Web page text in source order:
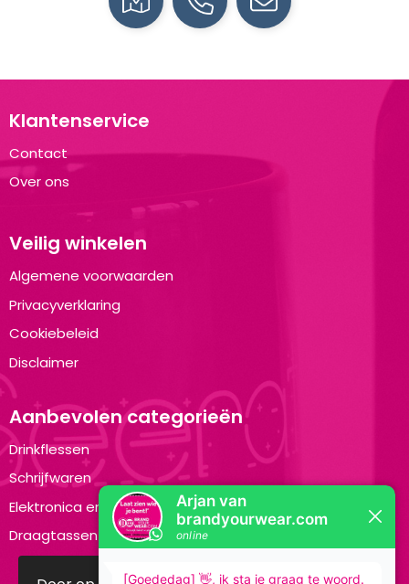
Klantenservice
Contact
Over ons
Veilig winkelen
Algemene voorwaarden
Privacyverklaring
Cookiebeleid
Disclaimer
Aanbevolen categorieën
Drinkflessen
Schrijfwaren
Elektronica en Gadgets
Draagtassen